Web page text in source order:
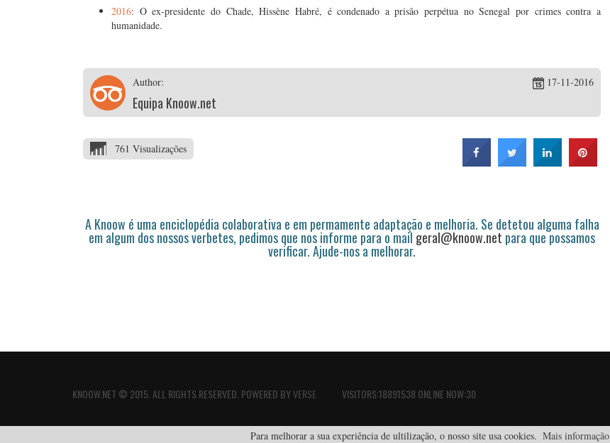
2016: O ex-presidente do Chade, Hissène Habré, é condenado a prisão perpétua no Senegal por crimes contra a
humanidade.
Author:
Equipa Knoow.net
17-11-2016
761 Visualizações
A Knoow é uma enciclopédia colaborativa e em permamente adaptação e melhoria. Se detetou alguma falha
em algum dos nossos verbetes, pedimos que nos informe para o mail geral@knoow.net para que possamos
verificar. Ajude-nos a melhorar.
KNOOW.NET © 2015. ALL RIGHTS RESERVED. POWERED BYVERSE VISITORS:18891538 ONLINE NOW:30
Para melhorar a sua experiência de ultilização, o nosso site usa cookies. Mais informação